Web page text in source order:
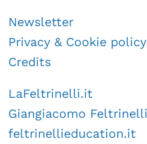
Newsletter
Privacy & Cookie policy
Credits
LaFeltrinelli.it
Giangiacomo
feltrinellieducation.it